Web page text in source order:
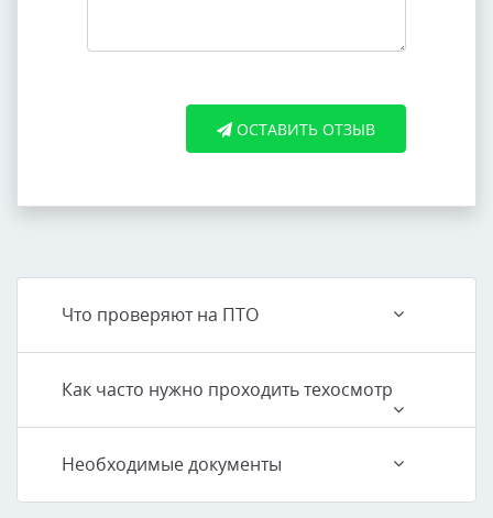
ОСТАВИТЬ ОТЗЫВ
Что проверяют на ПТО
Как часто нужно проходить техосмотр
Необходимые документы